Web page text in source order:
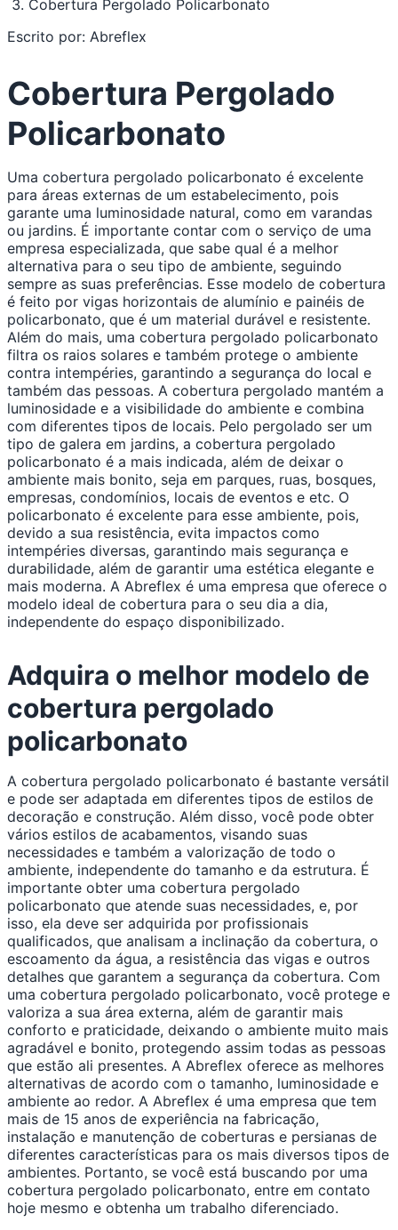
Cobertura Pergolado Policarbonato
Escrito por: Abreflex
Conteúdo
Cobertura Pergolado
Policarbonato
Uma cobertura pergolado policarbonato é excelente
para áreas externas de um estabelecimento, pois
garante uma luminosidade natural, como em varandas
ou jardins. É importante contar com o serviço de uma
empresa especializada, que sabe qual é a melhor
alternativa para o seu tipo de ambiente, seguindo
sempre as suas preferências. Esse modelo de cobertura
é feito por vigas horizontais de alumínio e painéis de
policarbonato, que é um material durável e resistente.
Além do mais, uma cobertura pergolado policarbonato
filtra os raios solares e também protege o ambiente
contra intempéries, garantindo a segurança do local e
também das pessoas. A cobertura pergolado mantém a
luminosidade e a visibilidade do ambiente e combina
com diferentes tipos de locais. Pelo pergolado ser um
tipo de galera em jardins, a cobertura pergolado
policarbonato é a mais indicada, além de deixar o
ambiente mais bonito, seja em parques, ruas, bosques,
empresas, condomínios, locais de eventos e etc. O
policarbonato é excelente para esse ambiente, pois,
devido a sua resistência, evita impactos como
intempéries diversas, garantindo mais segurança e
durabilidade, além de garantir uma estética elegante e
mais moderna. A Abreflex é uma empresa que oferece o
modelo ideal de cobertura para o seu dia a dia,
independente do espaço disponibilizado.
Adquira o melhor modelo de
cobertura pergolado
policarbonato
A cobertura pergolado policarbonato é bastante versátil
e pode ser adaptada em diferentes tipos de estilos de
decoração e construção. Além disso, você pode obter
vários estilos de acabamentos, visando suas
necessidades e também a valorização de todo o
ambiente, independente do tamanho e da estrutura. É
importante obter uma cobertura pergolado
policarbonato que atende suas necessidades, e, por
isso, ela deve ser adquirida por profissionais
qualificados, que analisam a inclinação da cobertura, o
escoamento da água, a resistência das vigas e outros
detalhes que garantem a segurança da cobertura. Com
uma cobertura pergolado policarbonato, você protege e
valoriza a sua área externa, além de garantir mais
conforto e praticidade, deixando o ambiente muito mais
agradável e bonito, protegendo assim todas as pessoas
que estão ali presentes. A Abreflex oferece as melhores
alternativas de acordo com o tamanho, luminosidade e
ambiente ao redor. A Abreflex é uma empresa que tem
mais de 15 anos de experiência na fabricação,
instalação e manutenção de coberturas e persianas de
diferentes características para os mais diversos tipos de
ambientes. Portanto, se você está buscando por uma
cobertura pergolado policarbonato, entre em contato
hoje mesmo e obtenha um trabalho diferenciado.